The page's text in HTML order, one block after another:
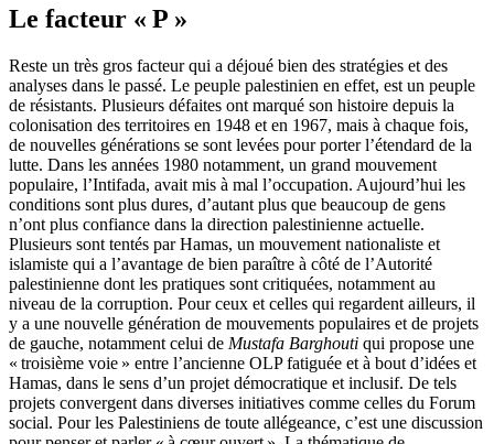
Le facteur « P »
Reste un très gros facteur qui a déjoué bien des stratégies et des
analyses dans le passé. Le peuple palestinien en effet, est un peuple
de résistants. Plusieurs défaites ont marqué son histoire depuis la
colonisation des territoires en 1948 et en 1967, mais à chaque fois,
de nouvelles générations se sont levées pour porter l’étendard de la
lutte. Dans les années 1980 notamment, un grand mouvement
populaire, l’Intifada, avait mis à mal l’occupation. Aujourd’hui les
conditions sont plus dures, d’autant plus que beaucoup de gens
n’ont plus confiance dans la direction palestinienne actuelle.
Plusieurs sont tentés par Hamas, un mouvement nationaliste et
islamiste qui a l’avantage de bien paraître à côté de l’Autorité
palestinienne dont les pratiques sont critiquées, notamment au
niveau de la corruption. Pour ceux et celles qui regardent ailleurs, il
y a une nouvelle génération de mouvements populaires et de projets
de gauche, notamment celui de Mustafa Barghouti qui propose une
« troisième voie » entre l’ancienne OLP fatiguée et à bout d’idées et
Hamas, dans le sens d’un projet démocratique et inclusif. De tels
projets convergent dans diverses initiatives comme celles du Forum
social. Pour les Palestiniens de toute allégeance, c’est une discussion